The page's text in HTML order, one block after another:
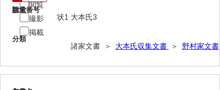
氏本家文書
請求番号
大本氏3
分類
諸家文書 ＞ 大本氏収集文書 ＞ 野村家文書
数量
状1
閲覧
撮影
掲載